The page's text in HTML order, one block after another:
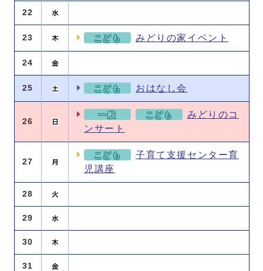
22
23 こども みどりの家イベント
24
25 こども おはなし会
26
一般 こども
みどりのコ
ンサート
27
こども
子育て支援センター育
児講座
28
29
30
31